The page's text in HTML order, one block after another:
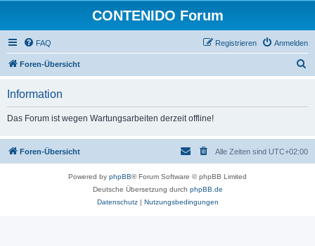
CONTENIDO Forum
FAQ Anmelden
Registrieren
Foren-Übersicht
Information
Das Forum ist wegen Wartungsarbeiten derzeit offline!
Foren-Übersicht Alle Zeiten sind UTC+02:00
Powered by phpBB® Forum Software © phpBB Limited
Deutsche Übersetzung durch phpBB.de
Datenschutz| Nutzungsbedingungen